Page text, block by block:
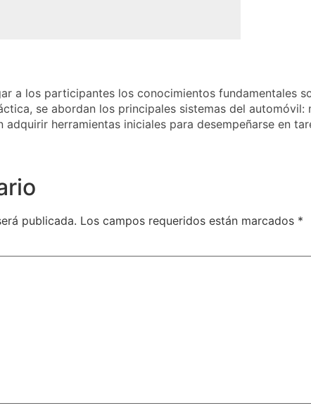
a los participantes los conocimientos fundamentales
se abordan los principales sistemas del
adquirir herramientas iniciales para desempeñarse en
publicada. Los campos requeridos están marcados *